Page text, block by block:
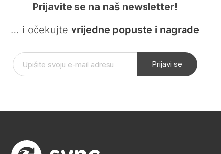
Prijavite se na naš newsletter!
… i očekujte vrijedne popuste i nagrade
Prijavi se